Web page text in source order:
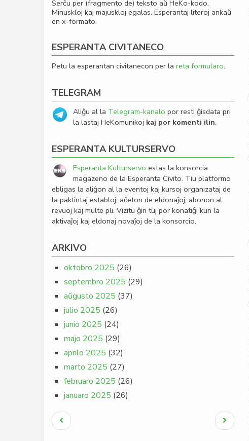
Serĉu per (fragmento de) teksto aŭ HeKo-kodo.
Minuskloj kaj majuskloj egalas. Esperantaj literoj ankaŭ
en x-formato.
ESPERANTA CIVITANECO
Petu la esperantan civitanecon per la reta formularo.
TELEGRAM
Aliĝu al la Telegram-kanalo por resti ĝisdata pri
la lastaj HeKomunikoj kaj por komenti ilin.
ESPERANTA KULTURSERVO
Esperanta Kulturservo estas la konsorcia
magazeno de la Esperanta Civito. Tiu platformo
ebligas la aliĝon al la eventoj kaj kursoj organizataj de
la paktintaj establoj, aĉeton de eldonaĵoj, abonon al
revuoj kaj multe pli. Vizitu ĝin tuj por konatiĝi kun la
aktivaĵoj kaj eldonaj novaĵoj de la konsorcio.
ARKIVO
oktobro 2025 (26)
septembro 2025 (29)
aŭgusto 2025 (37)
julio 2025 (26)
junio 2025 (24)
majo 2025 (29)
aprilo 2025 (32)
marto 2025 (27)
februaro 2025 (26)
januaro 2025 (26)
Pagination
Antaŭa
paĝo
Next
page